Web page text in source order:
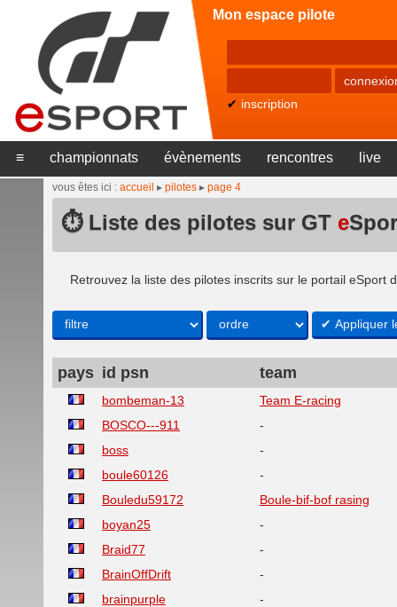
Mon espace pilote
✔ inscription
≡ championnats évènements rencontres live
vous êtes ici : accueil ▸ pilotes ▸ page 4
⏱ Liste des pilotes sur GT e
Retrouvez la liste des pilotes inscrits sur le portail eSport
pays id psn team
bombeman-13
Team E-racing
BOSCO---911
-
boss
-
boule60126
-
Bouledu59172
Boule-bif-bof rasing
boyan25
-
Braid77
-
BrainOffDrift
-
brainpurple
-